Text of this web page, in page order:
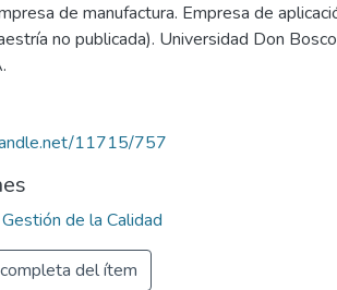
de manufactura. Empresa de
no publicada). Universidad Don
11715/757
de la Calidad
del ítem